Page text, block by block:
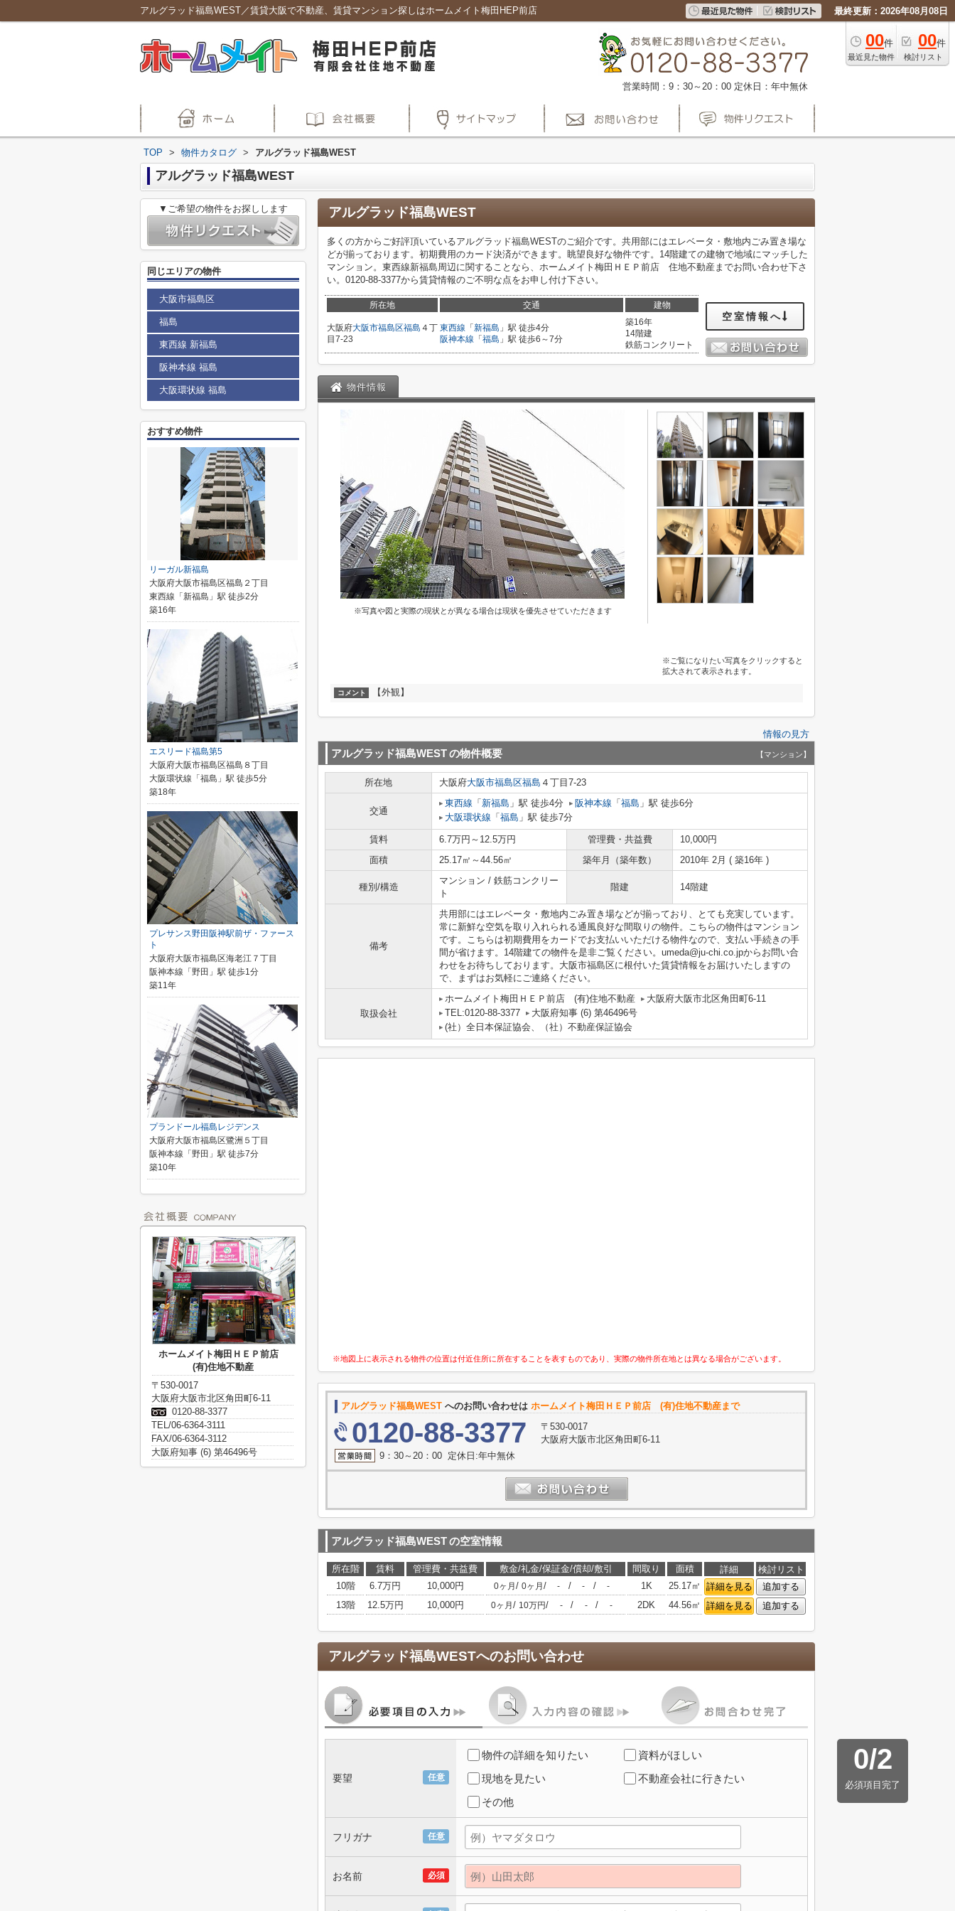
アルグラッド福島WEST／賃貸大阪で不動産、賃貸マンション探しはホームメイト梅田HEP前店 最終更新：2026年08月08日
00件
最近見た物件
00件
検討リスト
営業時間：9：30～20：00 定休日：年中無休
TOP > 物件カタログ > アルグラッド福島WEST
アルグラッド福島WEST
アルグラッド福島WEST
多くの方からご好評頂いているアルグラッド福島WESTのご紹介です。共用部にはエレベータ・敷地内ごみ置き場な
どが揃っております。初期費用のカード決済ができます。眺望良好な物件です。14階建ての建物で地域にマッチした
マンション。東西線新福島周辺に関することなら、ホームメイト梅田ＨＥＰ前店 住地不動産までお問い合わせ下さ
い。0120-88-3377から賃貸情報のご不明な点をお申し付け下さい。
所在地 交通 建物
大阪府大阪市福島区福島 ４丁
目7-23
東西線 「 新福島 」駅 徒歩4分
阪神本線 「 福島 」駅 徒歩6～7分
築16年
14階建
鉄筋コンクリート
空室情報へ
物件情報
※写真や図と実際の現状とが異なる場合は現状を優先させていただきます
※ご覧になりたい写真をクリックすると
拡大されて表示されます。
コメント 【外観】
情報の見方
アルグラッド福島WESTの物件概要 【マンション】
所在地 大阪府大阪市福島区福島 ４丁目7-23
交通
東西線 「 新福島 」駅 徒歩4分 阪神本線 「 福島 」駅 徒歩6分
大阪環状線 「 福島 」駅 徒歩7分
賃料 6.7万円～12.5万円 管理費・共益費
10,000円
面積
25.17㎡～44.56㎡ 築年月（築年数） 2010年 2月 ( 築16年 )
種別/構造
マンション / 鉄筋コンクリー
ト
階建 14階建
備考
共用部にはエレベータ・敷地内ごみ置き場などが揃っており、とても充実しています。
常に新鮮な空気を取り入れられる通風良好な間取りの物件。こちらの物件はマンション
です。こちらは初期費用をカードでお支払いいただける物件なので、支払い手続きの手
間が省けます。14階建ての物件を是非ご覧ください。umeda@ju-chi.co.jpからお問い合
わせをお待ちしております。大阪市福島区に根付いた賃貸情報をお届けいたしますの
で、まずはお気軽にご連絡ください。
取扱会社
ホームメイト梅田ＨＥＰ前店 (有)住地不動産
大阪府大阪市北区角田町6-11
TEL:0120-88-3377
大阪府知事 (6) 第46496号
(社）全日本保証協会、（社）不動産保証協会
※地図上に表示される物件の位置は付近住所に所在することを表すものであり、実際の物件所在地とは異なる場合がございます。
アルグラッド福島WEST へのお問い合わせは ホームメイト梅田ＨＥＰ前店 (有)住地不動産まで
0120-88-3377
〒530-0017
大阪府大阪市北区角田町6-11
9：30～20：00 定休日:年中無休
アルグラッド福島WESTの空室情報
所在階 賃料 管理費・共益費 敷金/礼金/保証金/償却/敷引 間取り 面積 詳細
検討リスト
10階
6.7万円 10,000円 0ヶ月 / 0ヶ月 / - / - / - 1K 25.17㎡ 詳細を見る
追加する
13階
12.5万円 10,000円 0ヶ月 / 10万円/ - / - / - 2DK 44.56㎡ 詳細を見る 追加する
アルグラッド福島WESTへのお問い合わせ
0/2
必須項目完了
任意
要望
物件の詳細を知りたい
資料がほしい
現地を見たい
不動産会社に行きたい
その他
任意
フリガナ
必須
お名前
▼ご希望の物件をお探しします
同じエリアの物件
大阪市福島区
福島
東西線 新福島
阪神本線 福島
大阪環状線 福島
おすすめ物件
リーガル新福島
大阪府大阪市福島区福島２丁目
東西線「新福島」駅 徒歩2分
築16年
エスリード福島第5
大阪府大阪市福島区福島８丁目
大阪環状線「福島」駅 徒歩5分
築18年
プレサンス野田阪神駅前ザ・ファース
ト
大阪府大阪市福島区海老江７丁目
阪神本線「野田」駅 徒歩1分
築11年
プランドール福島レジデンス
大阪府大阪市福島区鷺洲５丁目
阪神本線「野田」駅 徒歩7分
築10年
ホームメイト梅田ＨＥＰ前店
(有)住地不動産
〒530-0017
大阪府大阪市北区角田町6-11
0120-88-3377
TEL/06-6364-3111
FAX/06-6364-3112
大阪府知事 (6) 第46496号